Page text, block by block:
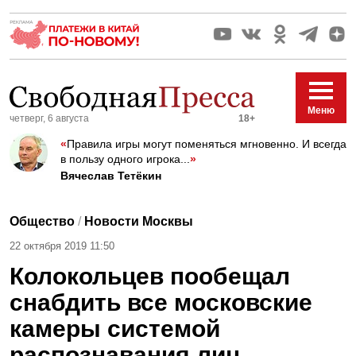
18+
четверг, 6 августа
Меню
«Правила игры могут поменяться мгновенно. И всегда
в пользу одного игрока... »
Вячеслав Тетёкин
Общество / Новости Москвы
22 октября 2019 11:50
Колокольцев пообещал
снабдить все московские
камеры системой